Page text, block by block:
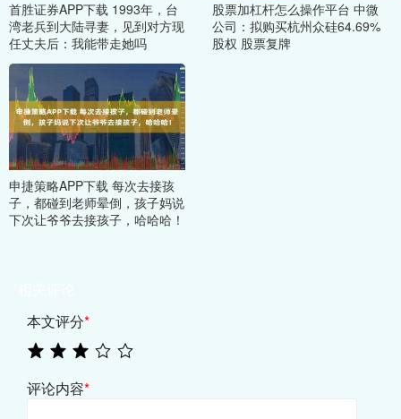
首胜证券APP下载 1993年，台
湾老兵到大陆寻妻，见到对方现
任丈夫后：我能带走她吗
股票加杠杆怎么操作平台 中微
公司：拟购买杭州众硅64.69%
股权 股票复牌
申捷策略APP下载 每次去接孩
子，都碰到老师晕倒，孩子妈说
下次让爷爷去接孩子，哈哈哈！
本文评分*
评论内容*